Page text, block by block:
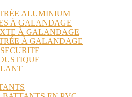
ALUMINIUM
À GALANDAGE
À GALANDAGE
À GALANDAGE